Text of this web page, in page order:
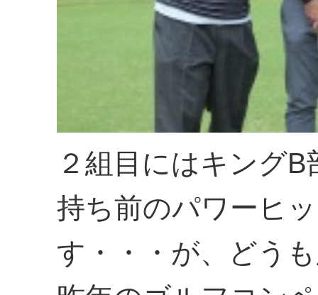
２組目にはキング
持ち前のパワーヒ
す・・・が、どう